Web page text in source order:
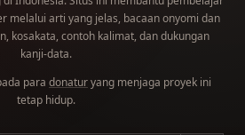
melalui arti yang jelas, bacaan onyomi dan
kosakata, contoh kalimat, dan dukungan
kanji-data.
para donaturyang menjaga proyek ini
tetap hidup.